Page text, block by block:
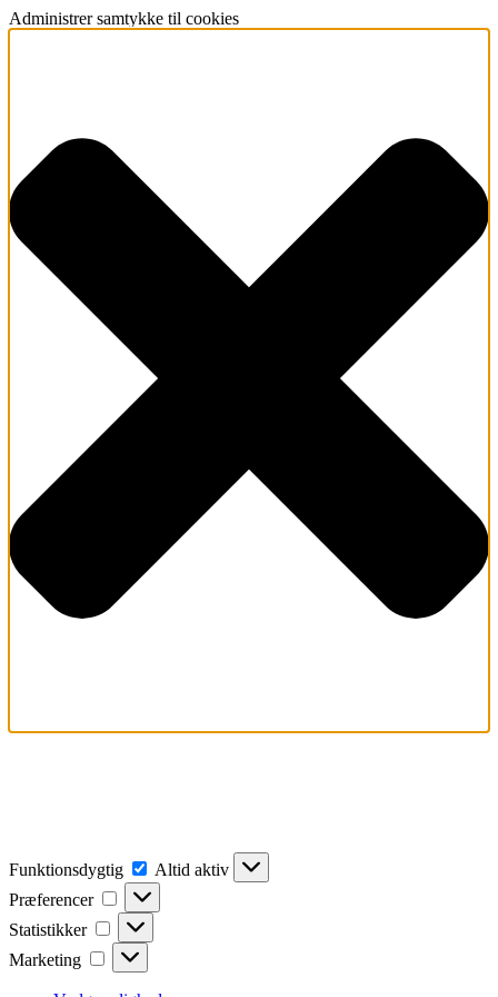
Administrer samtykke til cookies
Funktionsdygtig
Funktionsdygtig
Altid aktiv
Præferencer
Præferencer
Statistikker Statistikker
Marketing Marketing